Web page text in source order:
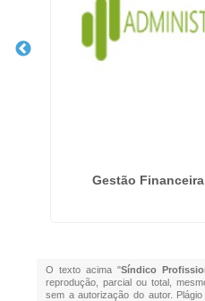
Gestão
O texto acima "Síndico
reprodução, parcial ou total,
sem a autorização do autor.